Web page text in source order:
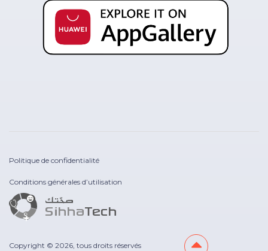
Politique de confidentialité
Conditions générales d’utilisation
Copyright © 2026, tous droits réservés